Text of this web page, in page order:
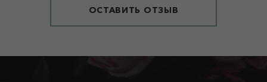
ОСТАВИТЬ ОТЗЫВ